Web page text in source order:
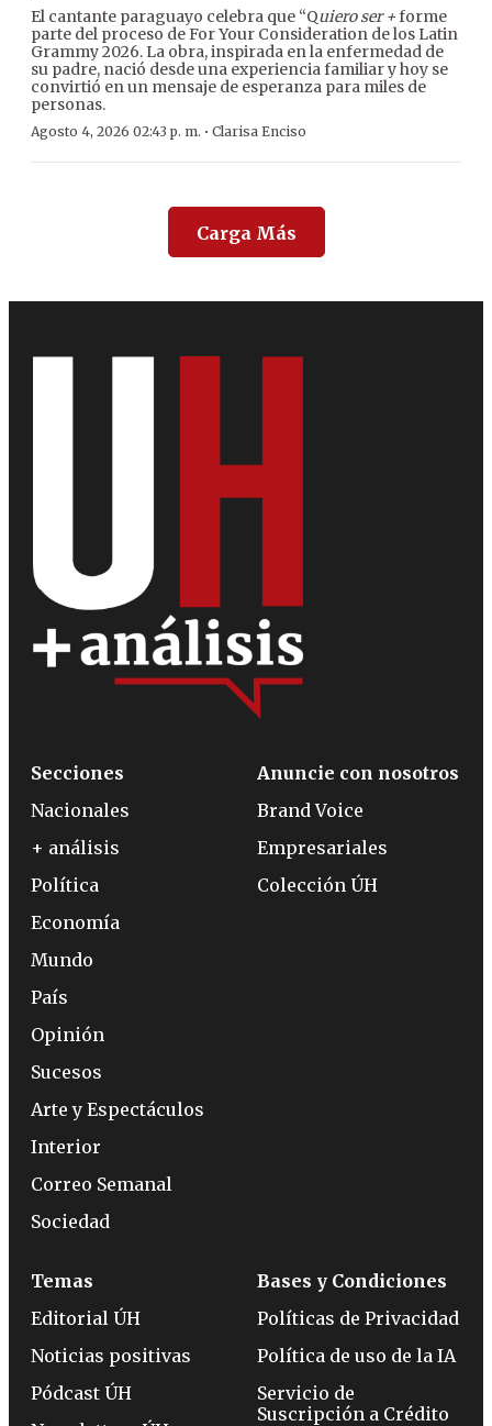
El cantante paraguayo celebra que “Quiero ser +forme
parte del proceso de For Your Consideration de los Latin
Grammy 2026. La obra, inspirada en la enfermedad de
su padre, nació desde una experiencia familiar y hoy se
convirtió en un mensaje de esperanza para miles de
personas.
Agosto 4, 2026 02:43 p. m. · Clarisa Enciso
Carga Más
Secciones
Nacionales
+ análisis
Política
Economía
Mundo
País
Opinión
Sucesos
Arte y Espectáculos
Interior
Correo Semanal
Sociedad
Anuncie con nosotros
Brand Voice
Empresariales
Colección ÚH
Temas
Editorial ÚH
Noticias positivas
Pódcast ÚH
Bases y Condiciones
Políticas de Privacidad
Política de uso de la IA
Servicio de
Suscripción a Crédito